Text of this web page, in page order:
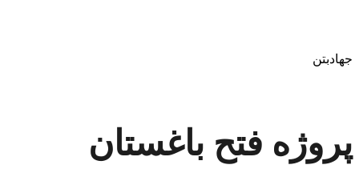
جهادبتن
پروژه فتح باغستان